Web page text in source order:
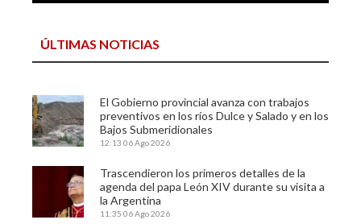
ÚLTIMAS NOTICIAS
El Gobierno provincial avanza con trabajos
preventivos en los ríos Dulce y Salado y en los
Bajos Submeridionales
12:13 06 Ago 2026
Trascendieron los primeros detalles de la
agenda del papa León XIV durante su visita a
la Argentina
11:35 06 Ago 2026